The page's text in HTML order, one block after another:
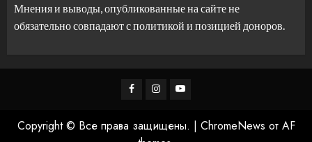
Мнения и выводы, опубликованные на сайте не
обязательно совпадают с политикой и позицией доноров.
Facebook
Instagram
Youtube
Copyright © Все права защищены. | ChromeNews от AF